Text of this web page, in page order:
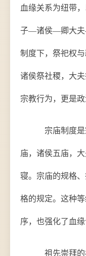
血缘关系为纽带
子—诸侯—卿大夫
制度下，祭祀权
诸侯祭社稷，大
宗教行为，更是政
宗庙制度
庙，诸侯五庙，
寝。宗庙的规格
格的规定。这种
序，也强化了血缘
祖先崇拜